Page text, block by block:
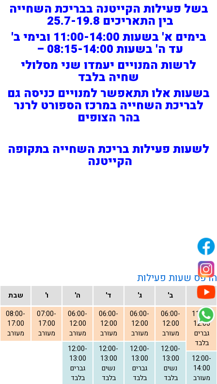
בשל פעילות הקייטנה בבריכת השחייה
בין התאריכים 25.7-19.8
בימים א' בשעות 11:00-14:00 ובימי ב'
עד ה' בשעות 08:15-14:00 –
לרשות המנויים יעמדו שני מסלולי
שחיה בלבד
בשעות אלו תתאפשר למנויים כניסה גם
לבריכת השחייה במרכז הספורט לרנר
בהר הצופים
לשעות פעילות בריכת השחייה בתקופה
הקייטנה
הדפס שעות פעילות
א' ב' ג' ד' ה' ו'
שבת
11:00-
12:00
גברים
בלבד
12:00-
14:00
מעורב
06:00-
12:00
מעורב
12:00-
13:00
נשים
בלבד
06:00-
12:00
מעורב
12:00-
13:00
גברים
בלבד
06:00-
12:00
מעורב
12:00-
13:00
נשים
בלבד
06:00-
12:00
מעורב
12:00-
13:00
גברים
בלבד
07:00-
17:00
מעורב
08:00-
17:00
מעורב